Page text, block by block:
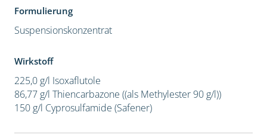
Formulierung
Suspensionskonzentrat
Wirkstoff
225,0 g/l Isoxaflutole
86,77 g/l Thiencarbazone ((als Methylester 90 g/l))
150 g/l Cyprosulfamide (Safener)